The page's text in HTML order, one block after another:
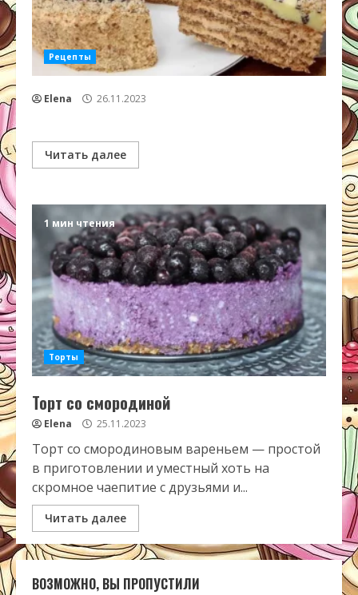
Рецепты
Elena 26.11.2023
Читать далее
1 мин чтения
Торты
Торт со смородиной
Elena 25.11.2023
Торт со смородиновым вареньем — простой
в приготовлении и уместный хоть на
скромное чаепитие с друзьями и...
Читать далее
ВОЗМОЖНО, ВЫ ПРОПУСТИЛИ